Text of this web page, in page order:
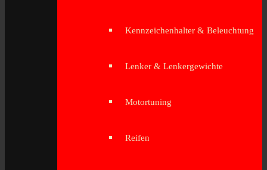
Kennzeichenhalter & Beleuchtung
Lenker & Lenkergewichte
Motortuning
Reifen